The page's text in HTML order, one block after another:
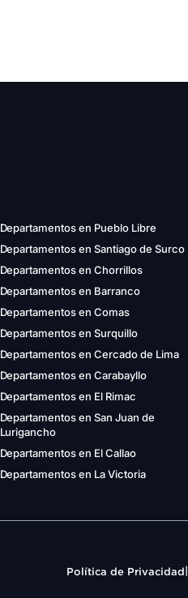
Departamentos en Pueblo Libre
Departamentos en Santiago de Surco
Departamentos en Chorrillos
Departamentos en Barranco
Departamentos en Comas
Departamentos en Surquillo
Departamentos en Cercado de Lima
Departamentos en Carabayllo
Departamentos en El Rimac
Departamentos en San Juan de
Lurigancho
Departamentos en El Callao
Departamentos en La Victoria
Política de Privacidad|